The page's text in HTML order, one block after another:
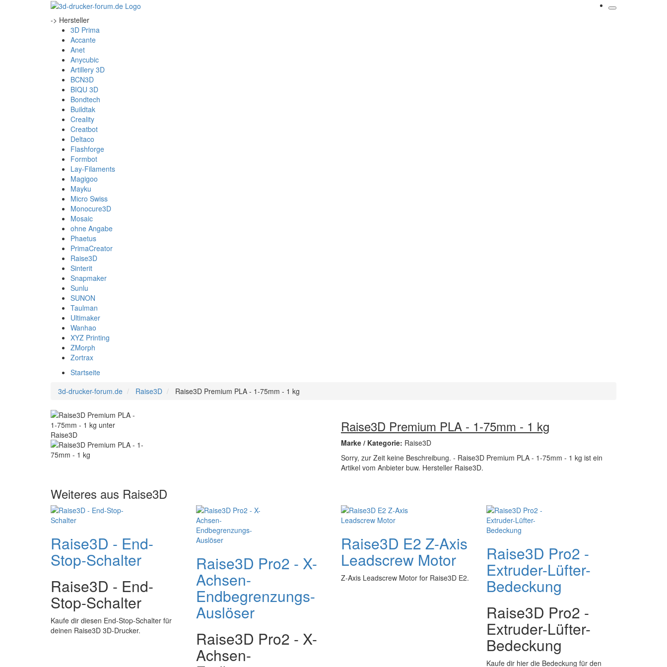
-> Hersteller
3D Prima
Accante
Anet
Anycubic
Artillery 3D
BCN3D
BIQU 3D
Bondtech
Buildtak
Creality
Creatbot
Deltaco
Flashforge
Formbot
Lay-Filaments
Magigoo
Mayku
Micro Swiss
Monocure3D
Mosaic
ohne Angabe
Phaetus
PrimaCreator
Raise3D
Sinterit
Snapmaker
Sunlu
SUNON
Taulman
Ultimaker
Wanhao
XYZ Printing
ZMorph
Zortrax
Startseite
3d-drucker-forum.de
Raise3D Raise3D Premium PLA - 1-75mm - 1 kg
Raise3D Premium PLA - 1-75mm - 1 kg
Marke / Kategorie: Raise3D
Sorry, zur Zeit keine Beschreibung. - Raise3D Premium PLA - 1-75mm - 1 kg ist ein
Artikel vom Anbieter buw. Hersteller Raise3D.
Weiteres aus Raise3D
Raise3D - End-
Stop-Schalter
Raise3D - End-
Stop-Schalter
Kaufe dir diesen End-Stop-Schalter für
deinen Raise3D 3D-Drucker.
Raise3D Pro2 - X-
Achsen-
Endbegrenzungs-
Auslöser
Raise3D Pro2 - X-
Achsen-
Raise3D E2 Z-Axis
Leadscrew Motor
Z-Axis Leadscrew Motor for Raise3D E2.
Raise3D Pro2 -
Extruder-Lüfter-
Bedeckung
Raise3D Pro2 -
Extruder-Lüfter-
Bedeckung
Kaufe dir hier die Bedeckung für den